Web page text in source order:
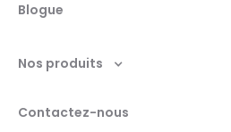
Blogue
Nos produits
Contactez-nous